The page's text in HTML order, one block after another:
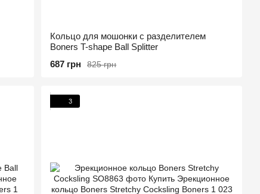
Кольцо для мошонки с разделителем
Boners T-shape Ball Splitter
825 грн
687 грн
3